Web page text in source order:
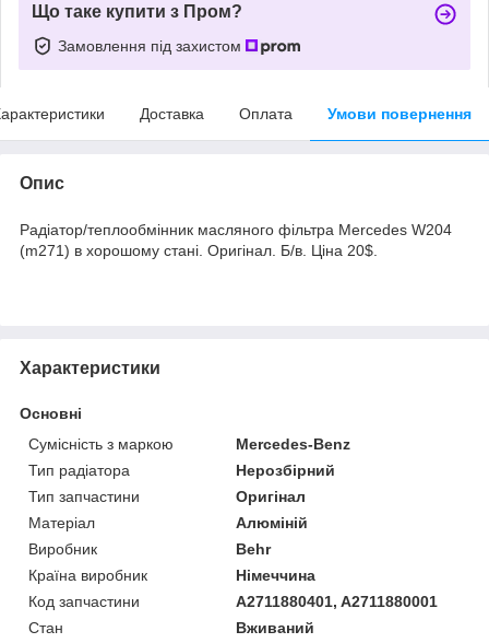
Що таке купити з Пром?
Замовлення під захистом
Доставка Оплата Умови повернення
Опис
Радіатор/теплообмінник масляного фільтра Mercedes W204
(m271) в хорошому стані. Оригінал. Б/в. Ціна 20$.
Характеристики
Основні
Сумісність з маркою
Mercedes-Benz
Тип радіатора
Нерозбірний
Тип запчастини
Оригінал
Матеріал
Алюміній
Виробник
Behr
Країна виробник
Німеччина
Код запчастини
A2711880401, A2711880001
Стан
Вживаний